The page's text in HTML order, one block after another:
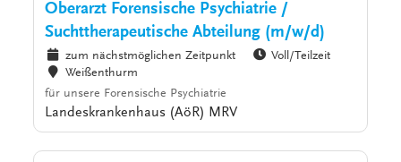
Oberarzt Forensische Psychiatrie /
Suchttherapeutische Abteilung (m/w/d)
zum nächstmöglichen Zeitpunkt
Voll/Teilzeit
Weißenthurm
für unsere Forensische Psychiatrie
Landeskrankenhaus (AöR) MRV